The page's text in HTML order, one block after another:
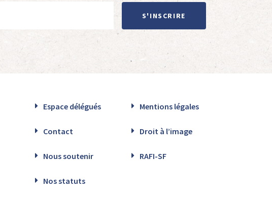
S'INSCRIRE
Espace délégués Mentions légales
Contact Droit à l’image
Nous soutenir RAFI-SF
Nos statuts